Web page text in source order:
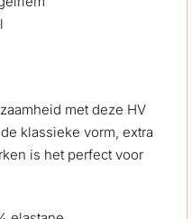
met deze HV
klassieke vorm, extra
is het perfect voor